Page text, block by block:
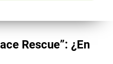
Rescue”: ¿En